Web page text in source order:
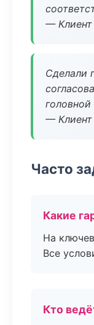
— Клиент
Сделали
головной
— Клиент
Часто
Какие
На
Все
Кто